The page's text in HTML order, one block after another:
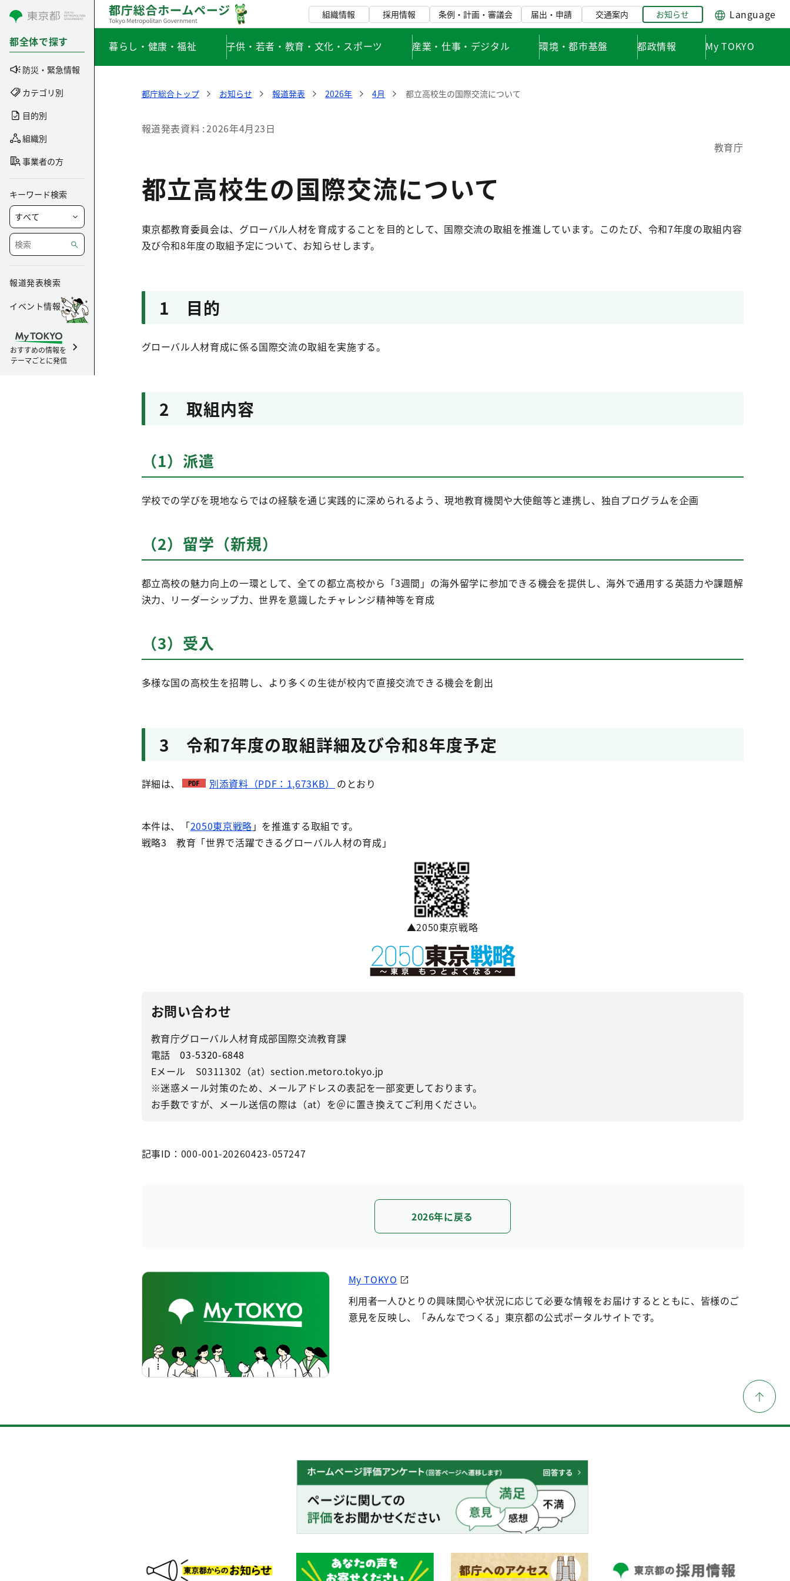
コンテンツにスキップ
都全体で探す
防災・緊急情報
カテゴリ別
目的別
組織別
事業者の方
キーワード検索
報道発表検索
イベント情報
おすすめの情報を
テーマごとに発信
組織情報 採用情報 条例・計画・審議会 届出・申請 交通案内 お知らせ Language
暮らし・健康・福祉 子供・若者・教育・文化・スポーツ 産業・仕事・デジタル 環境・都市基盤 都政情報 My TOKYO
都庁総合トップ お知らせ 報道発表 2026年 4月 都立高校生の国際交流について
報道発表資料 2026年4月23日
教育庁
都立高校生の国際交流について
東京都教育委員会は、グローバル人材を育成することを目的として、国際交流の取組を推進しています。このたび、令和7年度の取組内容
及び令和8年度の取組予定について、お知らせします。
1 目的
グローバル人材育成に係る国際交流の取組を実施する。
2 取組内容
（1）派遣
学校での学びを現地ならではの経験を通じ実践的に深められるよう、現地教育機関や大使館等と連携し、独自プログラムを企画
（2）留学（新規）
都立高校の魅力向上の一環として、全ての都立高校から「3週間」の海外留学に参加できる機会を提供し、海外で通用する英語力や課題解
決力、リーダーシップ力、世界を意識したチャレンジ精神等を育成
（3）受入
多様な国の高校生を招聘し、より多くの生徒が校内で直接交流できる機会を創出
3 令和7年度の取組詳細及び令和8年度予定
詳細は、 別添資料（PDF：1,673KB） のとおり
本件は、「2050東京戦略 」を推進する取組です。
戦略3 教育「世界で活躍できるグローバル人材の育成」
▲2050東京戦略
お問い合わせ
教育庁グローバル人材育成部国際交流教育課
電話03-5320-6848
Eメール S0311302（at）section.metoro.tokyo.jp
※迷惑メール対策のため、メールアドレスの表記を一部変更しております。
お手数ですが、メール送信の際は（at）を＠に置き換えてご利用ください。
記事ID：000-001-20260423-057247
2026年に戻る
My TOKYO
利用者一人ひとりの興味関心や状況に応じて必要な情報をお届けするとともに、皆様のご
意見を反映し、「みんなでつくる」東京都の公式ポータルサイトです。